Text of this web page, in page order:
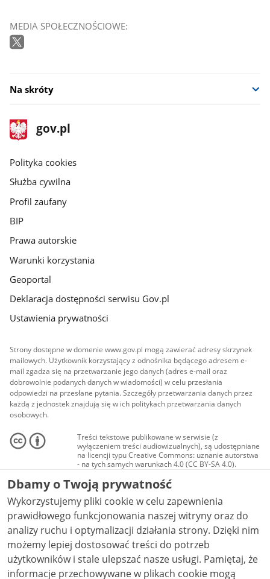
MEDIA SPOŁECZNOŚCIOWE:
Na skróty
stopka
gov.pl
Strona
gov.pl
gov.pl
Polityka cookies
Służba cywilna
Profil zaufany
BIP
Prawa autorskie
Warunki korzystania
Geoportal
Deklaracja dostępności serwisu Gov.pl
Ustawienia prywatności
Strony dostępne w domenie www.gov.pl mogą zawierać adresy skrzynek
mailowych. Użytkownik korzystający z odnośnika będącego adresem e-
mail zgadza się na przetwarzanie jego danych (adres e-mail oraz
dobrowolnie podanych danych w wiadomości) w celu przesłania
odpowiedzi na przesłane pytania. Szczegóły przetwarzania danych przez
każdą z jednostek znajdują się w ich politykach przetwarzania danych
osobowych.
Treści tekstowe publikowane w serwisie (z
wyłączeniem treści audiowizualnych), są udostępniane
na licencji typu Creative Commons: uznanie autorstwa
- na tych samych warunkach 4.0 (CC BY-SA 4.0).
Materiały audiowizualne, w tym zdjęcia, materiały
audio i wideo, są udostępniane na licencji typu
Creative Commons: uznanie autorstwa użycie
niekomercyjne - bez utworów zależnych 4.0 (CC BY-
NC-ND 4.0), o ile nie jest to stwierdzone inaczej.
Dbamy o Twoją prywatność
Wykorzystujemy pliki cookie w celu zapewnienia
prawidłowego funkcjonowania naszej witryny oraz do
analizy ruchu i optymalizacji działania strony. Dzięki nim
możemy lepiej dostosować treści do potrzeb
użytkowników i stale ulepszać nasze usługi. Pamiętaj, że
informacje przechowywane w plikach cookie mogą